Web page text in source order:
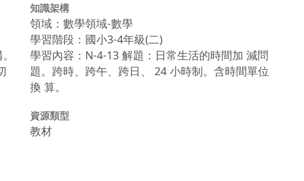
知識架構
領域：數學領域-數學
學習階段：國小3-4年級(二)
學習內容：N-4-13 解題：日常生活的時間加 減問
題。跨時、跨午、跨日、 24 小時制。含時間單位
換 算。
資源類型
教材